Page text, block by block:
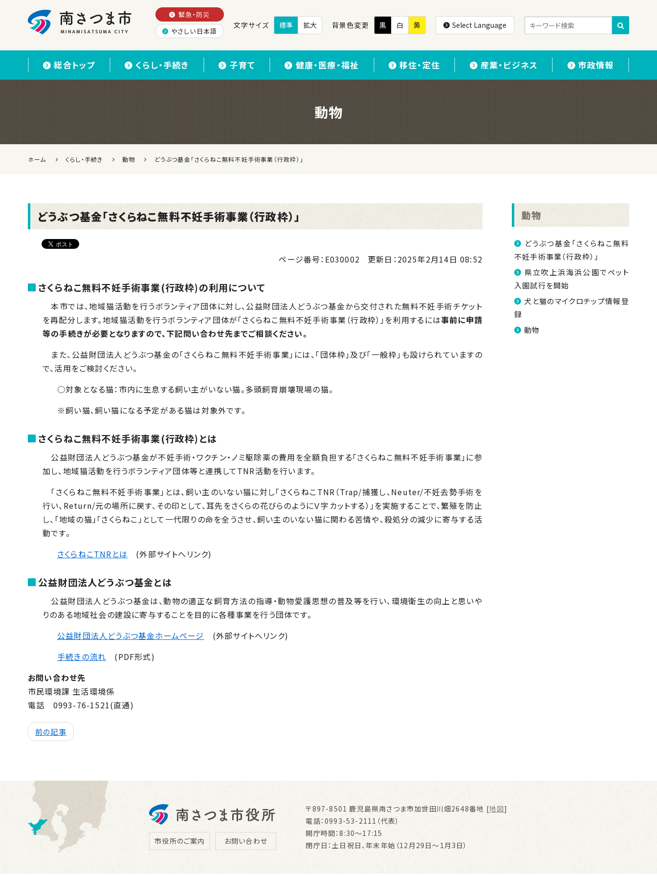
緊急・防災
やさしい日本語
文字サイズ 標準 拡大 背景色変更 黒 白 黄 Select Language
総合トップ くらし・手続き 子育て 健康・医療・福祉 移住・定住 産業・ビジネス 市政情報
動物
ホーム くらし・手続き 動物 どうぶつ基金「さくらねこ無料不妊手術事業（行政枠）」
どうぶつ基金「さくらねこ無料不妊手術事業（行政枠）」
ページ番号：E030002 更新日：2025年2月14日 08:52
さくらねこ無料不妊手術事業(行政枠)の利用について
本市では、地域猫活動を行うボランティア団体に対し、公益財団法人どうぶつ基金から交付された無料不妊手術チケット
を再配分します。地域猫活動を行うボランティア団体が「さくらねこ無料不妊手術事業（行政枠）」を利用するには事前に申請
等の手続きが必要となりますので、下記問い合わせ先までご相談ください。
また、公益財団法人どうぶつ基金の「さくらねこ無料不妊手術事業」には、「団体枠」及び「一般枠」も設けられていますの
で、活用をご検討ください。
○対象となる猫：市内に生息する飼い主がいない猫。多頭飼育崩壊現場の猫。
※飼い猫、飼い猫になる予定がある猫は対象外です。
さくらねこ無料不妊手術事業(行政枠)とは
公益財団法人どうぶつ基金が不妊手術・ワクチン・ノミ駆除薬の費用を全額負担する「さくらねこ無料不妊手術事業」に参
加し、地域猫活動を行うボランティア団体等と連携してTNR活動を行います。
「さくらねこ無料不妊手術事業」とは、飼い主のいない猫に対し「さくらねこTNR （Trap/捕獲し、Neuter/不妊去勢手術を
行い、 Return/元の場所に戻す、その印として、耳先をさくらの花びらのようにＶ字カットする）」を実施することで、繁殖を防止
し、「地域の猫」「さくらねこ」として一代限りの命を全うさせ、飼い主のいない猫に関わる苦情や、殺処分の減少に寄与する活
動です。
さくらねこTNR とは (外部サイトへリンク)
公益財団法人どうぶつ基金とは
公益財団法人どうぶつ基金は、動物の適正な飼育方法の指導・動物愛護思想の普及等を行い、環境衛生の向上と思いや
りのある地域社会の建設に寄与することを目的に各種事業を行う団体です。
公益財団法人どうぶつ基金ホームページ
(外部サイトへリンク)
手続きの流れ (PDF形式)
お問い合わせ先
市民環境課 生活環境係
電話 0993-76-1521(直通)
前の記事
動物
どうぶつ基金「さくらねこ無料
不妊手術事業（行政枠）」
県立吹上浜海浜公園でペット
入園試行を開始
犬と猫のマイクロチップ情報登
録
動物
市役所のご案内 お問い合わせ
〒897-8501鹿児島県南さつま市加世田川畑2648番地 [地図]
電話：0993-53-2111（代表）
開庁時間：8:30～17:15
閉庁日：土日祝日、年末年始（12月29日～1月3日）